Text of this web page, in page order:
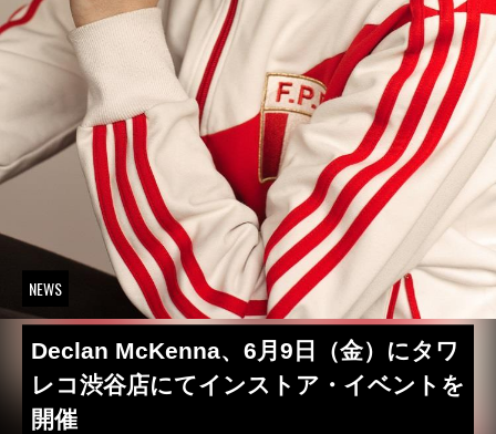
NEWS
Declan McKenna、6月9日（金）にタワ
レコ渋谷店にてインストア・イベントを
開催